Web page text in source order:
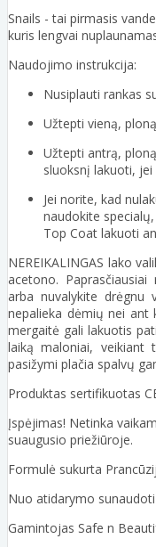
Snails - tai pirmasis
kuris lengvai
Naudojimo instrukcija:
Nusiplauti rankas
Užtepti vieną,
Užtepti antrą,
sluoksnį lakuoti,
Jei norite, kad
naudokite
Top Coat lakuoti
NEREIKALINGAS lako
acetono.
arba nuvalykite drėgnu
nepalieka dėmių nei ant
mergaitė gali lakuotis
laiką maloniai, veikiant
pasižymi plačia spalvų
Produktas sertifikuotas
Įspėjimas! Netinka
suaugusio priežiūroje.
Formulė sukurta
Nuo atidarymo
Gamintojas Safe n